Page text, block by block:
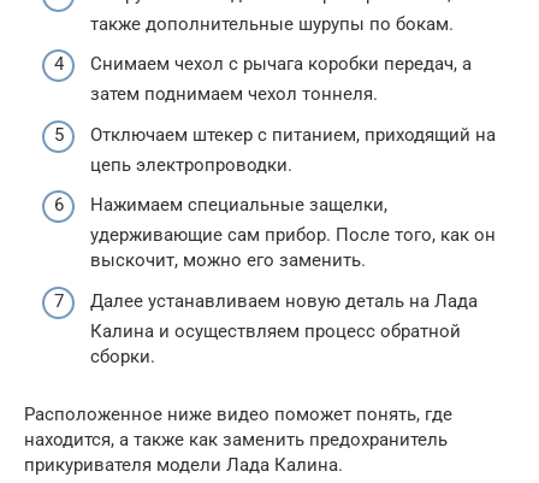
также дополнительные шурупы по бокам.
Снимаем чехол с рычага коробки передач, а
затем поднимаем чехол тоннеля.
Отключаем штекер с питанием, приходящий на
цепь электропроводки.
Нажимаем специальные защелки,
удерживающие сам прибор. После того, как он
выскочит, можно его заменить.
Далее устанавливаем новую деталь на Лада
Калина и осуществляем процесс обратной
сборки.
Расположенное ниже видео поможет понять, где
находится, а также как заменить предохранитель
прикуривателя модели Лада Калина.